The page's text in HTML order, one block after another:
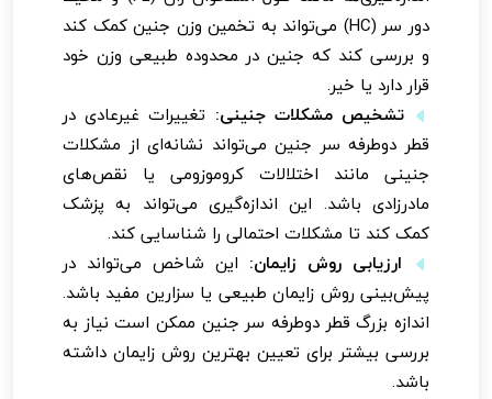
دور سر (HC) می‌تواند به تخمین وزن جنین کمک کند
و بررسی کند که جنین در محدوده طبیعی وزن خود
قرار دارد یا خیر.
تشخیص مشکلات جنینی: تغییرات غیرعادی در
قطر دوطرفه سر جنین می‌تواند نشانه‌ای از مشکلات
جنینی مانند اختلالات کروموزومی یا نقص‌های
مادرزادی باشد. این اندازه‌گیری می‌تواند به پزشک
کمک کند تا مشکلات احتمالی را شناسایی کند.
ارزیابی روش زایمان: این شاخص می‌تواند در
پیش‌بینی روش زایمان طبیعی یا سزارین مفید باشد.
اندازه بزرگ قطر دوطرفه سر جنین ممکن است نیاز به
بررسی بیشتر برای تعیین بهترین روش زایمان داشته
باشد.